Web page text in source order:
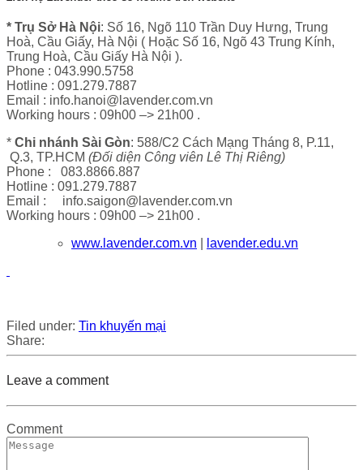
* Trụ Sở Hà Nội: Số 16, Ngõ 110 Trần Duy Hưng, Trung
Hoà, Cầu Giấy, Hà Nội ( Hoặc Số 16, Ngõ 43 Trung Kính,
Trung Hoà, Cầu Giấy Hà Nội ).
Phone : 043.990.5758
Hotline : 091.279.7887
Email : info.hanoi@lavender.com.vn
Working hours : 09h00 –> 21h00 .
* Chi nhánh Sài Gòn: 588/C2 Cách Mạng Tháng 8, P.11,
Q.3, TP.HCM (Đối diện Công viên Lê Thị Riêng)
Phone : 083.8866.887
Hotline : 091.279.7887
Email : info.saigon@lavender.com.vn
Working hours : 09h00 –> 21h00 .
www.lavender.com.vn
lavender.edu.vn
Filed under: Tin khuyến mại
Share:
Leave a comment
Comment